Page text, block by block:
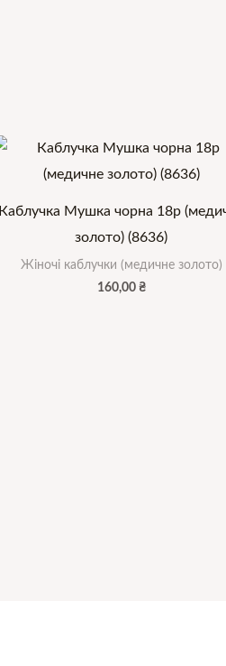
Каблучка Мушка чорна 18р
золото) (8636)
Жіночі каблучки (медичне золото)
160,00 ₴